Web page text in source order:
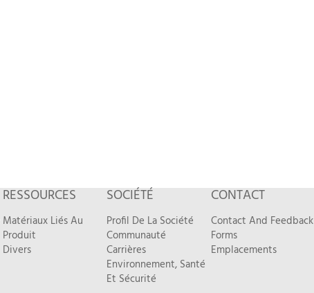
RESSOURCES
Matériaux Liés Au
Produit
Divers
SOCIÉTÉ
Profil De La Société
Communauté
Carrières
Environnement, Santé
Et Sécurité
CONTACT
Contact And Feedback
Forms
Emplacements